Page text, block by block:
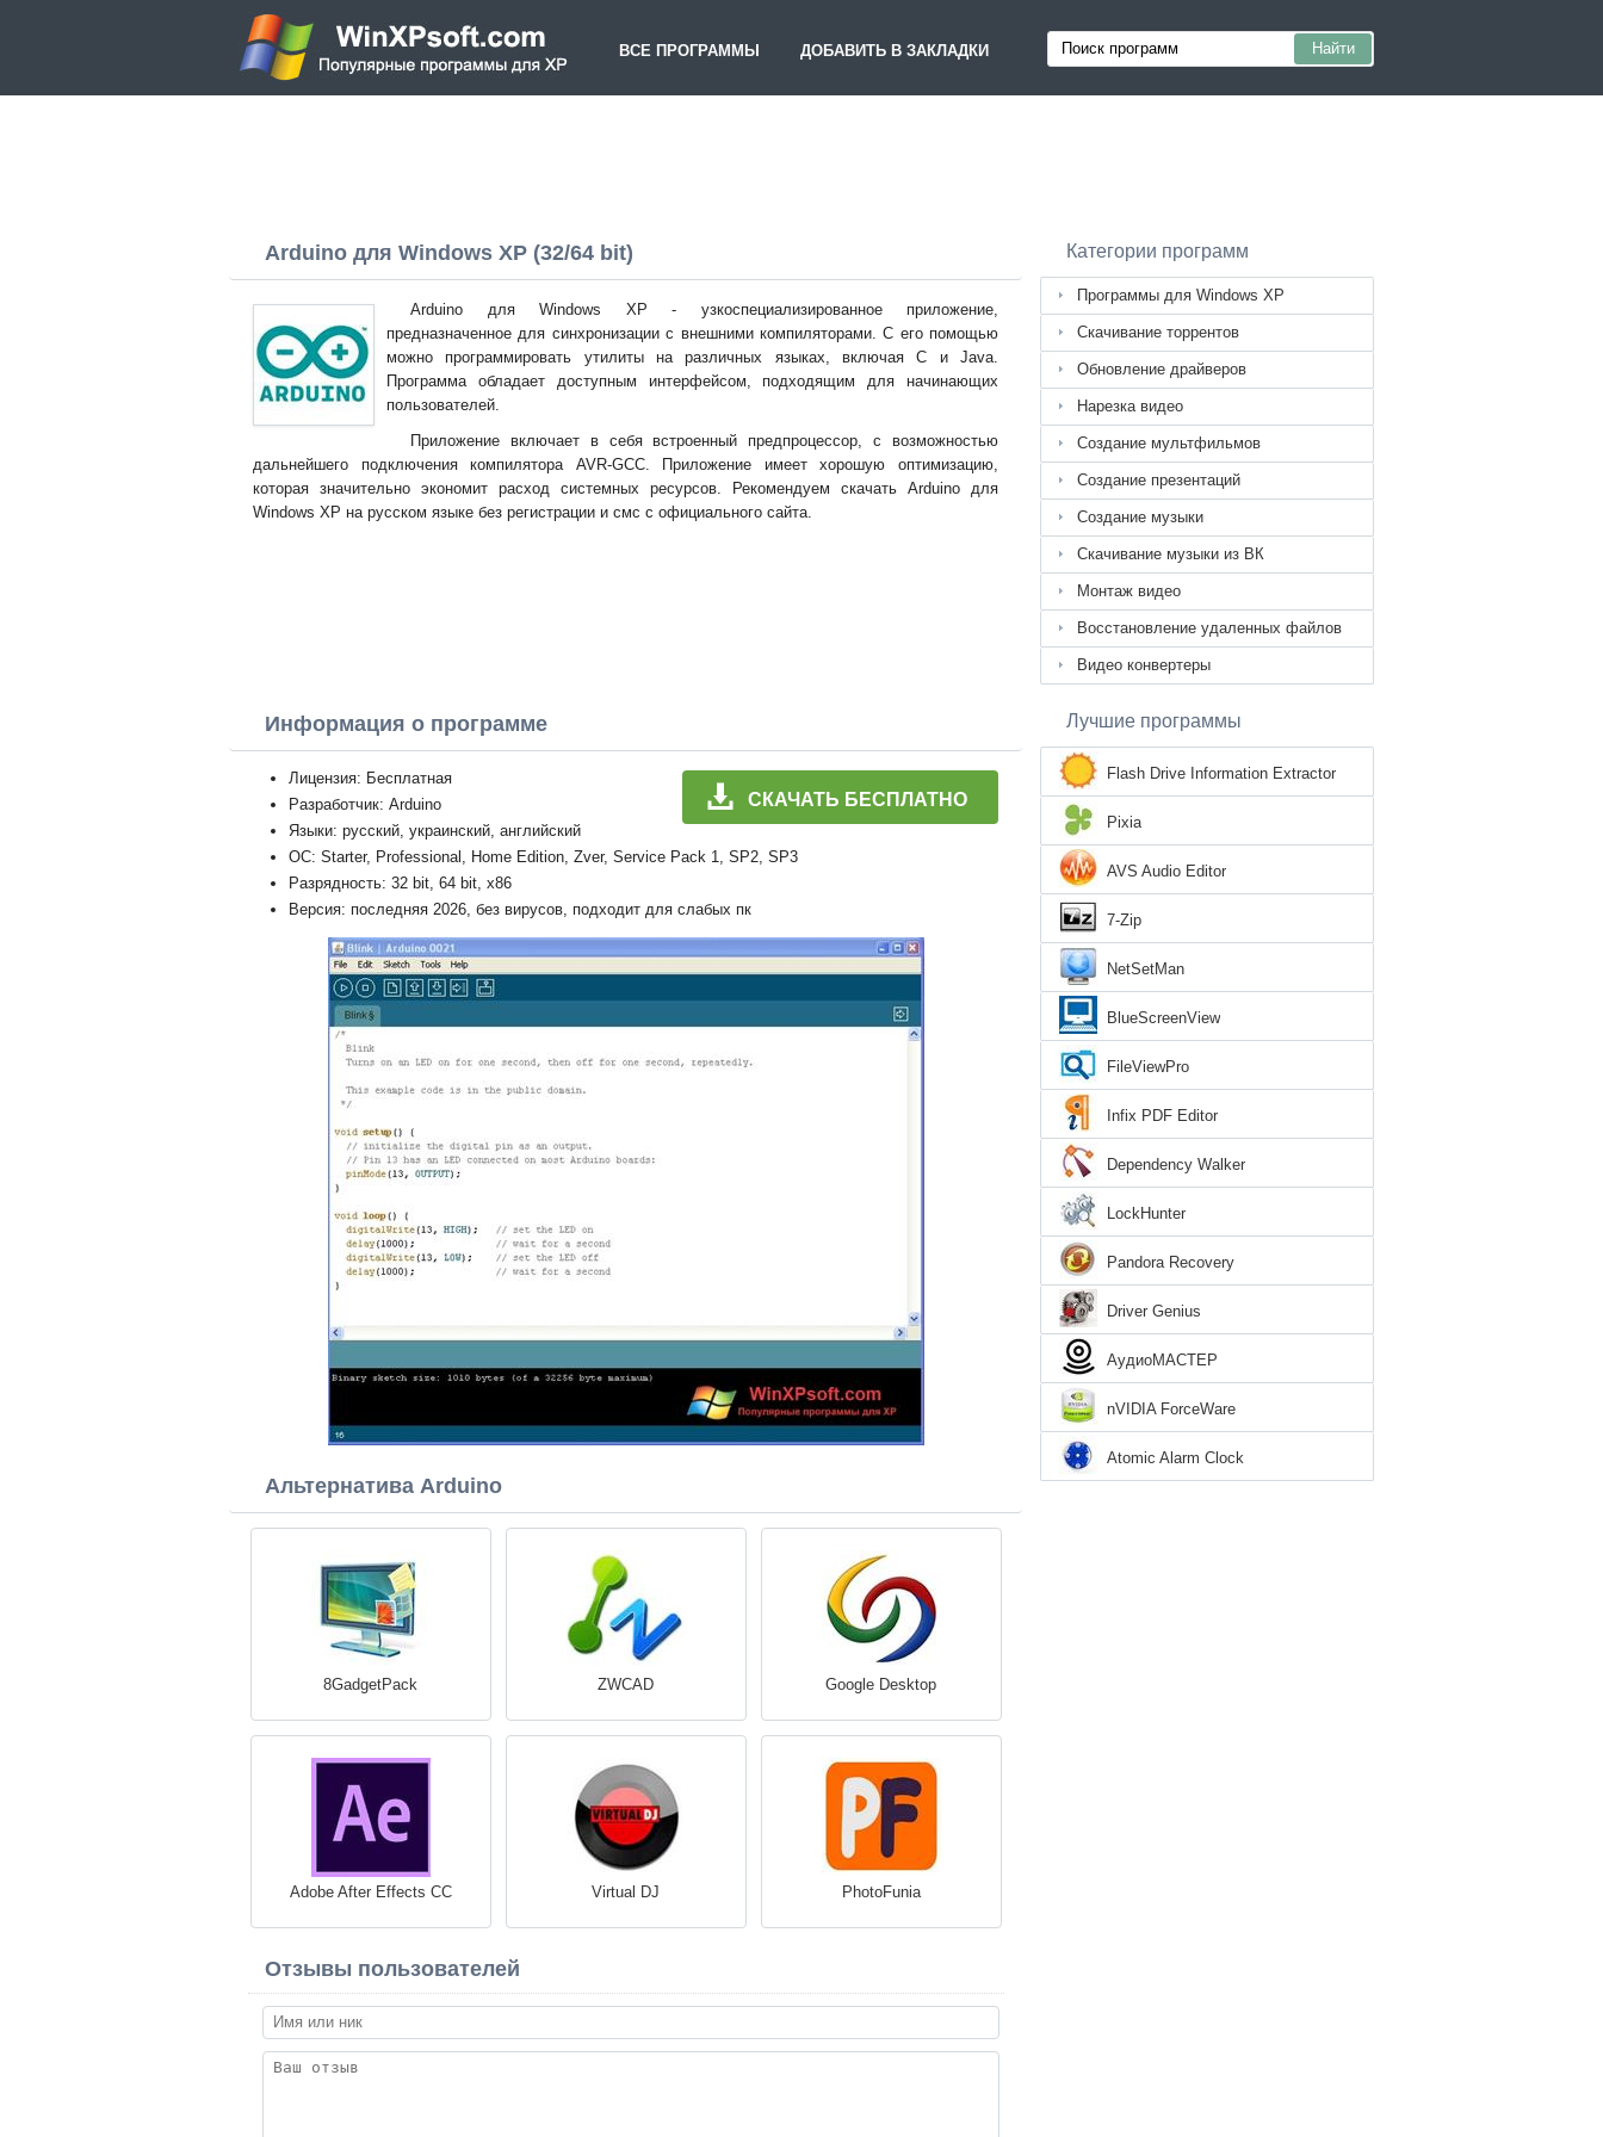
ВСЕ ПРОГРАММЫ ДОБАВИТЬ В ЗАКЛАДКИ
Arduino для Windows XP (32/64 bit)
Arduino для Windows XP - узкоспециализированное приложение,
предназначенное для синхронизации с внешними компиляторами. С его помощью
можно программировать утилиты на различных языках, включая С и Java.
Программа обладает доступным интерфейсом, подходящим для начинающих
пользователей.
Приложение включает в себя встроенный предпроцессор, с возможностью
дальнейшего подключения компилятора AVR-GCC. Приложение имеет хорошую оптимизацию,
которая значительно экономит расход системных ресурсов. Рекомендуем скачать Arduino для
Windows XP на русском языке без регистрации и смс с официального сайта.
Информация о программе
СКАЧАТЬ БЕСПЛАТНО
Лицензия: Бесплатная
Разработчик: Arduino
Языки: русский, украинский, английский
ОС: Starter, Professional, Home Edition, Zver, Service Pack 1, SP2, SP3
Разрядность: 32 bit, 64 bit, x86
Версия: последняя 2026, без вирусов, подходит для слабых пк
Альтернатива Arduino
8GadgetPack ZWCAD Google Desktop
Adobe After Effects CC Virtual DJ PhotoFunia
Отзывы пользователей
Категории программ
Программы для Windows XP
Скачивание торрентов
Обновление драйверов
Нарезка видео
Создание мультфильмов
Создание презентаций
Создание музыки
Скачивание музыки из ВК
Монтаж видео
Восстановление удаленных файлов
Видео конвертеры
Лучшие программы
Flash Drive Information Extractor
Pixia
AVS Audio Editor
7-Zip
NetSetMan
BlueScreenView
FileViewPro
Infix PDF Editor
Dependency Walker
LockHunter
Pandora Recovery
Driver Genius
АудиоМАСТЕР
nVIDIA ForceWare
Atomic Alarm Clock